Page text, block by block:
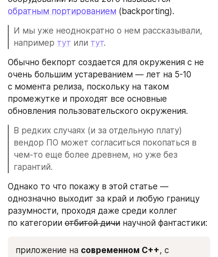
обратным портированием (backporting).
И мы уже неоднократно о нем рассказывали,
например тут или тут.
Обычно бекпорт создается для окружения с не
очень большим устареванием — лет на 5-10
с момента релиза, поскольку на таком
промежутке и проходят все основные
обновления пользовательского окружения.
В редких случаях (и за отдельную плату)
вендор ПО может согласиться покопаться в
чем-то еще более древнем, но уже без
гарантий.
Однако то что покажу в этой статье —
однозначно выходит за край и любую границу
разумности, проходя даже среди коллег
по категории отбитой дичи научной фантастики:
приложение на современном C++, с